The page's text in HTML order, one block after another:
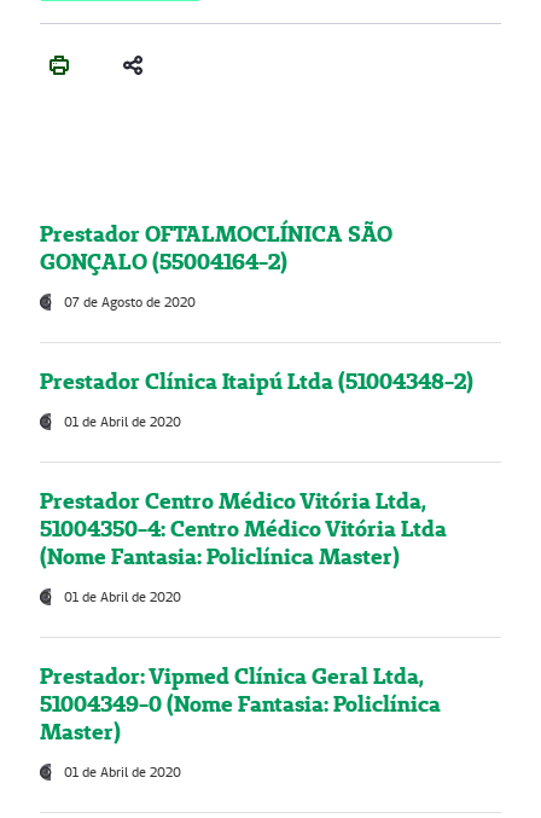
Prestador OFTALMOCLÍNICA SÃO
GONÇALO (55004164-2)
07 de Agosto de 2020
Prestador Clínica Itaipú Ltda (51004348-2)
01 de Abril de 2020
Prestador Centro Médico Vitória Ltda,
51004350-4: Centro Médico Vitória Ltda
(Nome Fantasia: Policlínica Master)
01 de Abril de 2020
Prestador: Vipmed Clínica Geral Ltda,
51004349-0 (Nome Fantasia: Policlínica
Master)
01 de Abril de 2020